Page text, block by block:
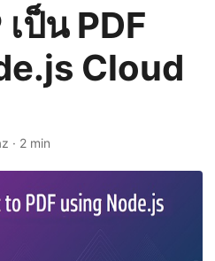
ป็น PDF
Cloud
· 2 min